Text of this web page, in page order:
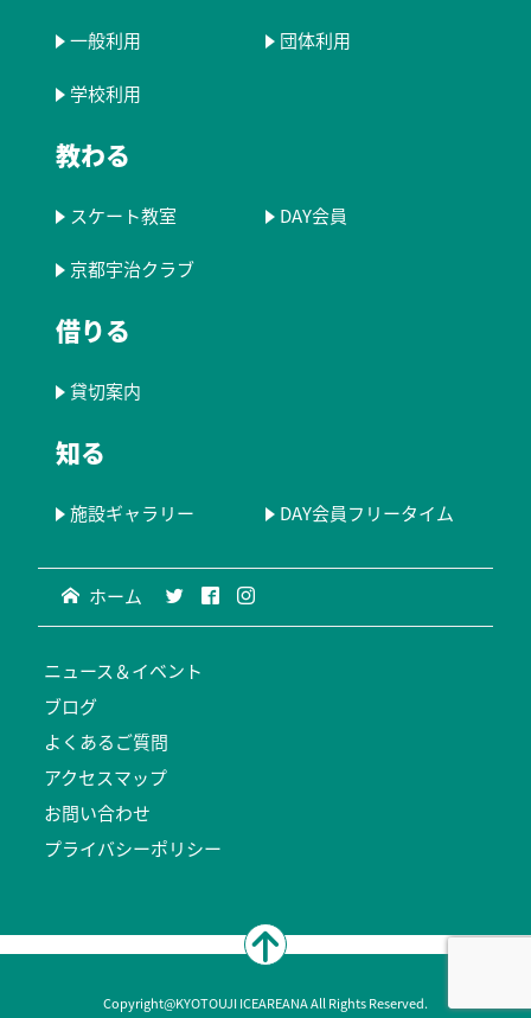
一般利用 団体利用
学校利用
教わる
スケート教室 DAY会員
京都宇治クラブ
借りる
貸切案内
知る
施設ギャラリー DAY会員フリータイム
ホーム
ニュース＆イベント
ブログ
よくあるご質問
アクセスマップ
お問い合わせ
プライバシーポリシー
Copyright@KYOTOUJI ICEAREANA All Rights Reserved.